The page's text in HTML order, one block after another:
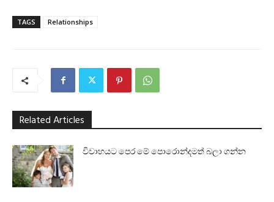
TAGS Relationships
Related Articles
විවාහයට පෙර මේ පොරොන්දමත් බලා ගන්න